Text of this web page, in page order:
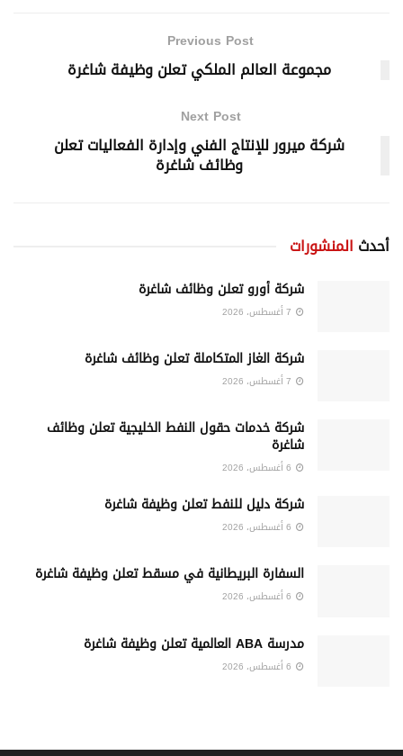
Previous Post
مجموعة العالم الملكي تعلن وظيفة شاغرة
Next Post
شركة ميرور للإنتاج الفني وإدارة الفعاليات تعلن
وظائف شاغرة
أحدث المنشورات
شركة أورو تعلن وظائف شاغرة
شركة الغاز المتكاملة تعلن وظائف شاغرة
شركة خدمات حقول النفط الخليجية تعلن وظائف
شاغرة
شركة دليل للنفط تعلن وظيفة شاغرة
السفارة البريطانية في مسقط تعلن وظيفة شاغرة
مدرسة ABA العالمية تعلن وظيفة شاغرة